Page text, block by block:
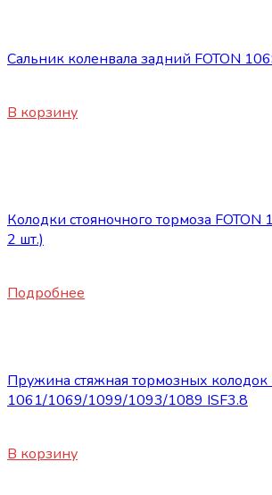
Сальник коленвала задний FOTON
В корзину
Колодки стояночного тормоза
2 шт.)
Подробнее
Пружина стяжная тормозных колодок
1061/1069/1099/1093/1089 ISF3.8
В корзину